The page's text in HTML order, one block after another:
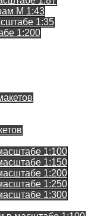
М 1:43
1:35
1:200
1:100
1:150
1:200
1:250
1:300